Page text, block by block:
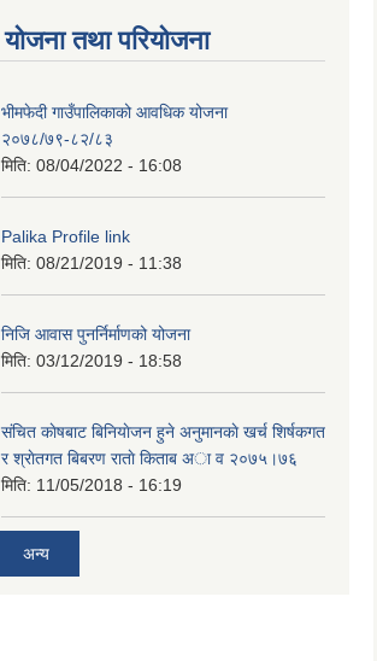
योजना तथा परियोजना
भीमफेदी गाउँपालिकाको आवधिक योजना
२०७८/७९-८२/८३
मिति: 08/04/2022 - 16:08
Palika Profile link
मिति: 08/21/2019 - 11:38
निजि आवास पुनर्निर्माणको योजना
मिति: 03/12/2019 - 18:58
संचित काेषबाट बिनियाेजन हुने अनुमानकाे खर्च शिर्षकगत
र श्राेतगत बिबरण राताे किताब अा‍ व २‍०७५।७६
मिति: 11/05/2018 - 16:19
अन्य